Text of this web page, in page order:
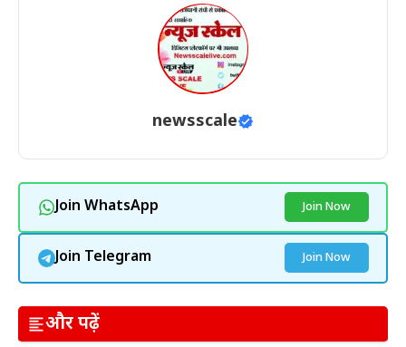
newsscale
Join WhatsApp Join Now
Join Telegram Join Now
और पढ़ें